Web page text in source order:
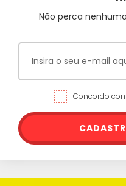
Não perca
Concordo